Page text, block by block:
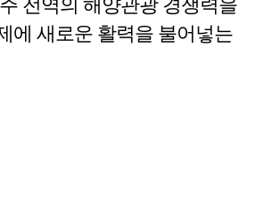
에 새로운 활력을 불어넣는